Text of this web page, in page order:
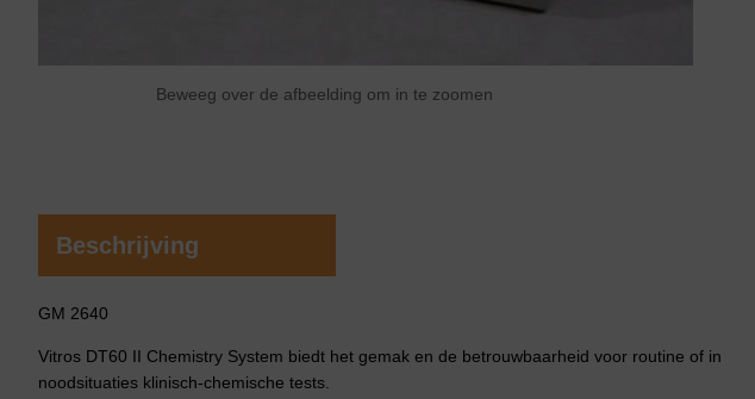
Beweeg over de afbeelding om in te zoomen
Beschrijving
GM 2640
Vitros DT60 II Chemistry System biedt het gemak en de betrouwbaarheid voor routine of in
noodsituaties klinisch-chemische tests.